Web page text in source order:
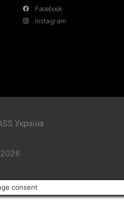
Facebook
Instagram
Україна
2026
consent